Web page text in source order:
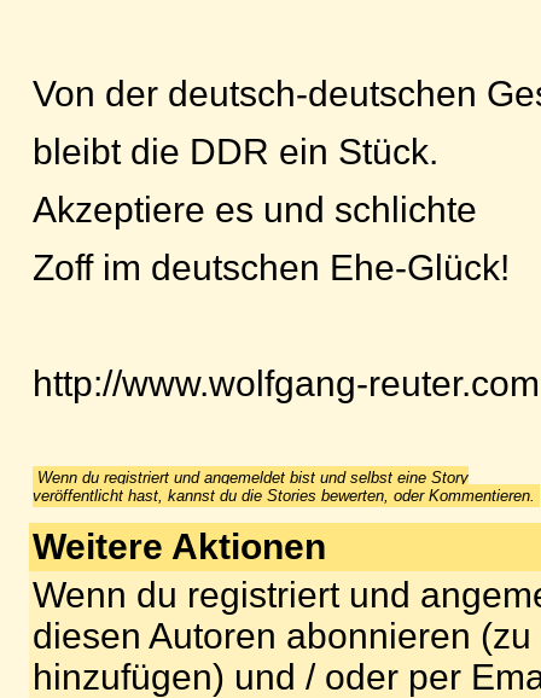
Von der deutsch-deutschen
bleibt die DDR ein Stück.
Akzeptiere es und schlichte
Zoff im deutschen Ehe-Glück!
http://www.wolfgang-
Wenn du registriert und angemeldet bist und selbst eine Story
veröffentlicht hast, kannst du die Stories bewerten, oder Kommentieren.
Weitere Aktionen
Wenn du registriert und
diesen Autoren abonnieren
hinzufügen) und / oder per